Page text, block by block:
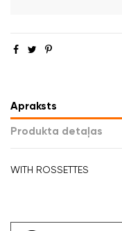
Apraksts
Produkta detaļas
WITH ROSSETTES